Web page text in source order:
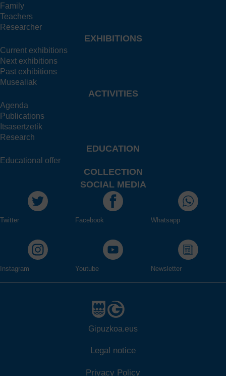
Family
Teachers
Researcher
EXHIBITIONS
Current exhibitions
Next exhibitions
Past exhibitions
Musealiak
ACTIVITIES
Agenda
Publications
Itsasertzetik
Research
EDUCATION
Educational offer
COLLECTION
SOCIAL MEDIA
Twitter Facebook Whatsapp
Instagram Youtube Newsletter
Gipuzkoa.eus
Legal notice
Privacy Policy